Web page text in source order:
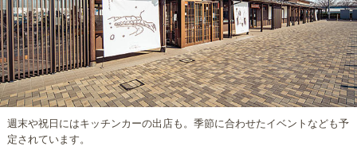
週末や祝日にはキッチンカーの出店も。季節に合わせたイベントなども予
定されています。